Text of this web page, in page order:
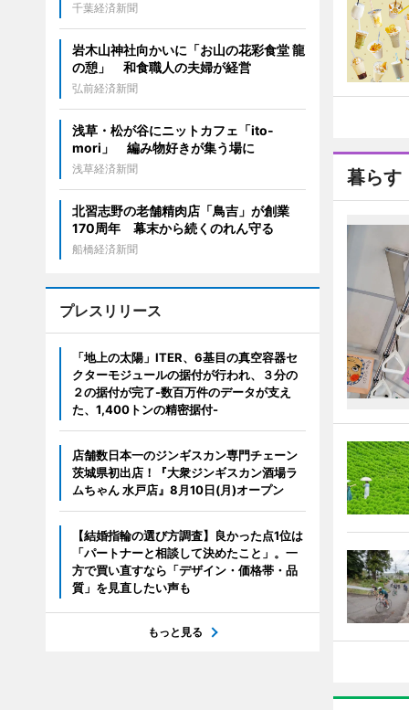
暮らす
千葉経済新聞
岩木山神社向かいに「お山の花彩食堂 龍
の憩」 和食職人の夫婦が経営
弘前経済新聞
浅草・松が谷にニットカフェ「ito-
mori」 編み物好きが集う場に
浅草経済新聞
北習志野の老舗精肉店「鳥吉」が創業
170周年 幕末から続くのれん守る
船橋経済新聞
プレスリリース
「地上の太陽」ITER、6基目の真空容器セ
クターモジュールの据付が行われ、３分の
２の据付が完了-数百万件のデータが支え
た、1,400トンの精密据付-
店舗数日本一のジンギスカン専門チェーン
茨城県初出店！『大衆ジンギスカン酒場ラ
ムちゃん 水戸店』8月10日(月)オープン
【結婚指輪の選び方調査】良かった点1位は
「パートナーと相談して決めたこと」。一
方で買い直すなら「デザイン・価格帯・品
質」を見直したい声も
もっと見る